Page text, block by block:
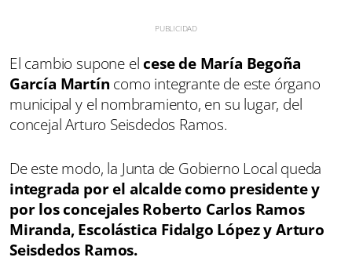
El cambio supone elcese de María Begoña
García Martín como integrante de este órgano
municipal y el nombramiento, en su lugar, del
concejal Arturo Seisdedos Ramos.
De este modo, la Junta de Gobierno Local queda
integrada por el alcalde como presidente y
por los concejales Roberto Carlos Ramos
Miranda, Escolástica Fidalgo López y Arturo
Seisdedos Ramos.